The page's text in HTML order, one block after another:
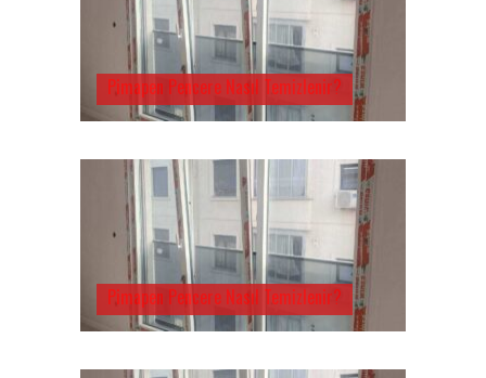
Pimapen Pencere Nasıl Temizlenir?
Pimapen Pencere Nasıl Temizlenir?